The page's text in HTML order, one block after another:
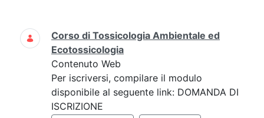
Ricerca
Corso di Tossicologia Ambientale ed
Ecotossicologia
Contenuto Web
Per iscriversi, compilare il modulo
disponibile al seguente link: DOMANDA DI
ISCRIZIONE